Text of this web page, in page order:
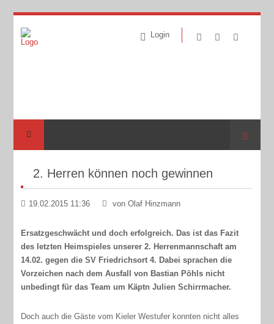
Login
Suche
2. Herren können noch gewinnen
19.02.2015 11:36 von Olaf Hinzmann
Ersatzgeschwächt und doch erfolgreich. Das ist das Fazit
des letzten Heimspieles unserer 2. Herrenmannschaft am
14.02. gegen die SV Friedrichsort 4. Dabei sprachen die
Vorzeichen nach dem Ausfall von Bastian Pöhls nicht
unbedingt für das Team um Käptn Julien Schirrmacher.
Doch auch die Gäste vom Kieler Westufer konnten nicht alles